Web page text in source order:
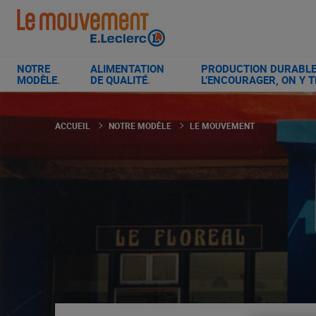
Aller
contenu
NOTRE
MODÈLE.
ALIMENTATION
DE QUALITÉ.
PRODUCTION
L’ENCOURAGER, ON Y
ACCUEIL NOTRE MODÈLE LE MOUVEMENT